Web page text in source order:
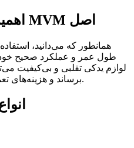
اهمیت خرید قطعات یدکی MVM اصل
همانطور که می‌دانید،
طول عمر و عملکرد صحیح
لوازم یدکی تقلبی و بی‌کیفیت
برساند و هزینه‌های تعمیرات را در بلندمدت افزایش دهد.